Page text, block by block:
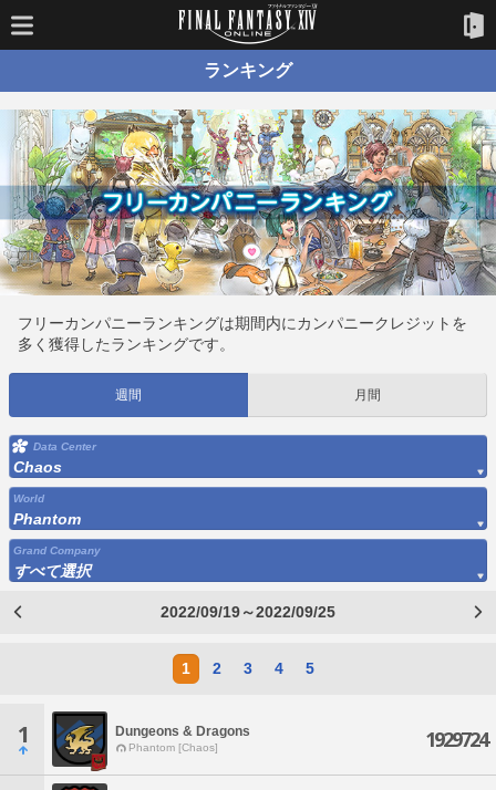
ランキング
フリーカンパニーランキングは期間内にカンパニークレジットを
多く獲得したランキングです。
週間 月間
Data Center
Chaos
World
Phantom
Grand Company
すべて選択
2022/09/19～2022/09/25
1 2 3 4 5
1 Dungeons & Dragons
Phantom [Chaos] 1929724